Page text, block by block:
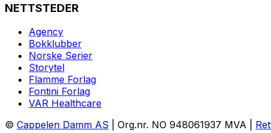
NETTSTEDER
Agency
Bokklubber
Norske Serier
Storytel
Flamme Forlag
Fontini Forlag
VAR Healthcare
© Cappelen Damm AS | Org.nr. NO 948061937 MVA |